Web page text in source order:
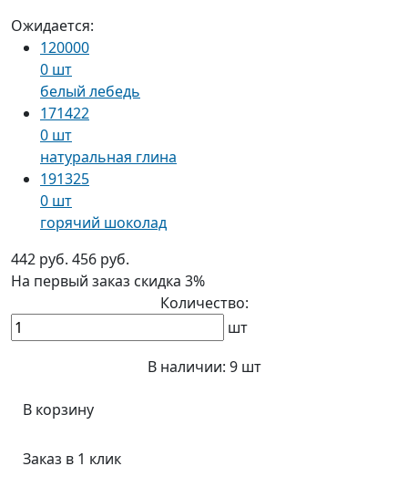
Ожидается:
120000
0 шт
белый лебедь
171422
0 шт
натуральная глина
191325
0 шт
горячий шоколад
442 руб. 456 руб.
На первый заказ скидка 3%
Количество:
шт
В наличии: 9 шт
В корзину
Заказ в 1 клик